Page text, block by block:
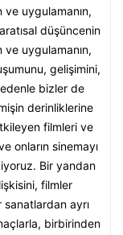
uygulamanın,
düşüncenin
uygulamanın,
gelişimini,
bizler de
derinliklerine
filmleri ve
onların sinemayı
Bir yandan
filmler
sanatlardan ayrı
birbirinden